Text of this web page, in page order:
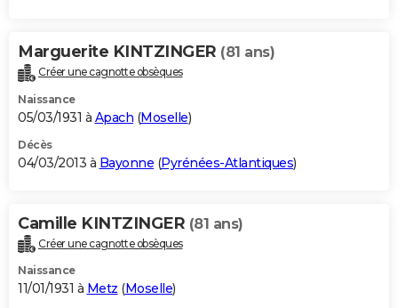
Marguerite KINTZINGER (81 ans)
Créer une cagnotte obsèques
Naissance
05/03/1931 à Apach (Moselle)
Décès
04/03/2013 à Bayonne (Pyrénées-Atlantiques)
Camille KINTZINGER (81 ans)
Créer une cagnotte obsèques
Naissance
11/01/1931 à Metz (Moselle)